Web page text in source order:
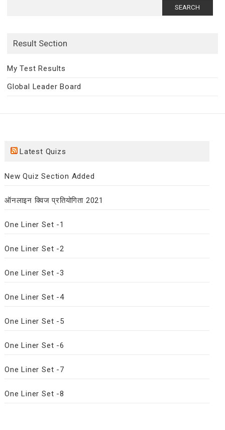
Result Section
My Test Results
Global Leader Board
Latest Quizs
New Quiz Section Added
ऑनलाइन क्विज प्रतियोगिता 2021
One Liner Set -1
One Liner Set -2
One Liner Set -3
One Liner Set -4
One Liner Set -5
One Liner Set -6
One Liner Set -7
One Liner Set -8